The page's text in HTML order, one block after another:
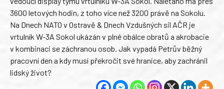
3600 letových hodin, z toho více než 3200 právě na Sokolu.
Na Dnech NATO v Ostravě & Dnech Vzdušných sil AČR je
vrtulník W-3A Sokol ukázán v plné obálce obratů a akrobacie
v kombinaci se záchranou osob. Jak vypadá Petrův běžný
pracovní den a kdy musí překročit své hranice, aby zachránil
lidský život?